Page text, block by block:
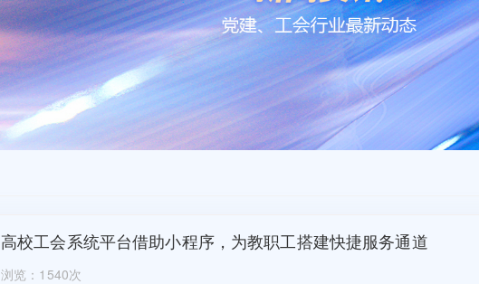
高校工会系统平台借助小程序，为教职工搭建快捷服务通道
浏览：1540次